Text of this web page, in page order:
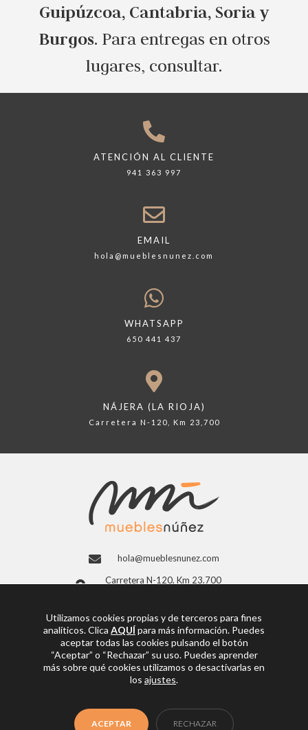
Guipúzcoa, Cantabria, Soria y
Burgos. Para entregas en otros
lugares, consultar.
ATENCIÓN AL CLIENTE
941 363 997
EMAIL
hola@mueblesnunez.com
WHATSAPP
650 441 437
NÁJERA (LA RIOJA)
Carretera N-120, Km 23,700
hola@mueblesnunez.com
Carretera N-120, Km 23,700
941 363 997
Facebook
© Copyright 2026Muebles Núñez
Utilizamos cookies propias y de terceros para fines
analíticos. Clica AQUÍpara más información. Puedes
aceptar todas las cookies pulsando el botón
“Aceptar” o “Rechazar” su uso. Puedes aprender
más sobre qué cookies utilizamos o desactivarlas en
los ajustes.
ACEPTAR RECHAZAR